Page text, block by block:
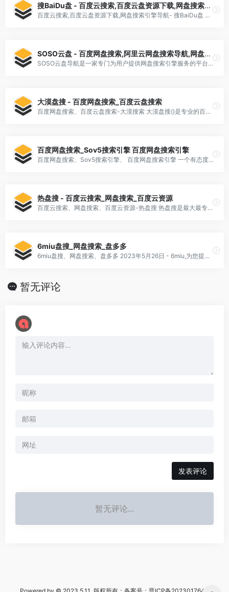
搜BaiDu盘 - 百度云搜索,百度云盘资源下载,网盘搜索引擎导航
百度云搜索,百度云盘资源下载,网盘搜索引擎导航- 搜BaiDu盘 该页面因服务器不稳定可能无法正常访问 ! 搜BaiDu盘是基于云搜索,最大的云盘资源搜索中心,千万级大数据量,让您一网打尽所有的网盘资源,支持百度网盘,阿里云盘等国内十大网盘. 国内十大网盘导航: 网盘搜索网站
SOSO云盘 - 百度网盘搜索,阿里云网盘搜索导航,网盘链接提取码
SOSO云盘导航是一家专门为用户提供网盘搜索引擎服务的平台。它可以帮助用户轻松快速地查找想要的网络数据，比如百度网盘、阿里云盘等主流网络数据存储服务。
大漠盘搜 - 百度网盘搜索_百度云盘搜索
百度网盘搜索、百度云盘搜索-大漠搜索 大漠盘搜()是专业的百度云搜索引擎、网盘搜索引擎,搜索大量精品的的百度云资源下载,每天收录百度云资源、百度网盘资源,包括各类高清电影、电视剧、种子、小说等网... 大漠盘搜
百度网盘搜索_Sov5搜索引擎 百度网盘搜索引擎
百度网盘搜索、Sov5搜索引擎、 百度网盘搜索引擎 一个有态度的搜索引擎
热盘搜 - 百度云搜索_网盘搜索_百度云资源
百度云搜索、网盘搜索、百度云资源-热盘搜 热盘搜是最大最专业的百度云网盘搜索引擎,为你提供免费的网盘云搜索服务。你可以在这里搜索电影、电视剧、小说、文档、资料等百度云资源,是你百度云搜索的好帮手。
6miu盘搜_网盘搜索_盘多多
6miu盘搜、网盘搜索、盘多多 2023年5月26日 - 6miu,为您提供盘搜资源网盘搜索,帮你找到学习、娱乐、工作、生活的盘多多下载利器,电子书、视频、教程、群组等应有尽有,6miu在手,资源你有。
暂无评论
暂无评论...